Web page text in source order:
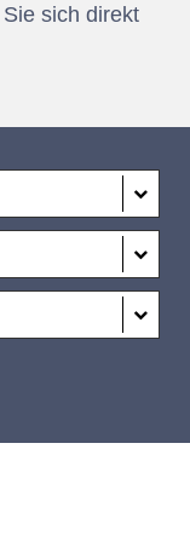
sich direkt